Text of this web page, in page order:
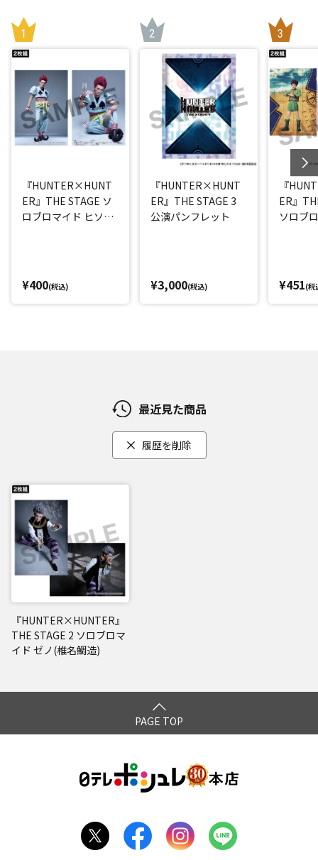
『HUNTER×HUNT
ER』THE STAGE ソ
ロブロマイド ヒソカ
¥400(税込)
『HUNTER×HUNT
ER』THE STAGE 3
公演パンフレット
¥3,000(税込)
『
ER』
ソロブ
¥451(税
最近見た商品
履歴を削除
『HUNTER×HUNTER』
THE STAGE 2 ソロブロマ
イド ゼノ(椎名鯛造)
PAGE TOP